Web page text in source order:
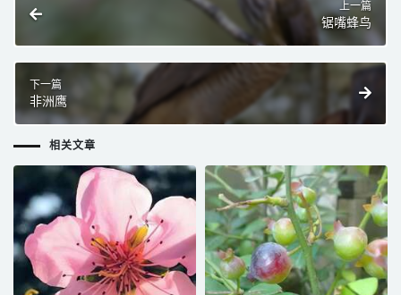
上一篇
锯嘴蜂鸟
下一篇
非洲鹰
相关文章